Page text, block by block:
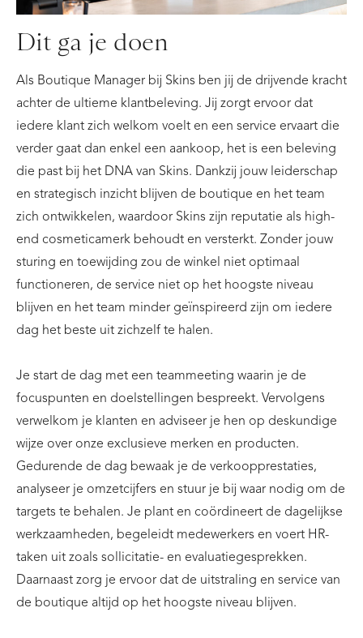
Dit ga je doen
Als Boutique Manager bij Skins ben jij de drijvende kracht
achter de ultieme klantbeleving. Jij zorgt ervoor dat
iedere klant zich welkom voelt en een service ervaart die
verder gaat dan enkel een aankoop, het is een beleving
die past bij het DNA van Skins. Dankzij jouw leiderschap
en strategisch inzicht blijven de boutique en het team
zich ontwikkelen, waardoor Skins zijn reputatie als high-
end cosmeticamerk behoudt en versterkt. Zonder jouw
sturing en toewijding zou de winkel niet optimaal
functioneren, de service niet op het hoogste niveau
blijven en het team minder geïnspireerd zijn om iedere
dag het beste uit zichzelf te halen.
Je start de dag met een teammeeting waarin je de
focuspunten en doelstellingen bespreekt. Vervolgens
verwelkom je klanten en adviseer je hen op deskundige
wijze over onze exclusieve merken en producten.
Gedurende de dag bewaak je de verkoopprestaties,
analyseer je omzetcijfers en stuur je bij waar nodig om de
targets te behalen. Je plant en coördineert de dagelijkse
werkzaamheden, begeleidt medewerkers en voert HR-
taken uit zoals sollicitatie- en evaluatiegesprekken.
Daarnaast zorg je ervoor dat de uitstraling en service van
de boutique altijd op het hoogste niveau blijven.